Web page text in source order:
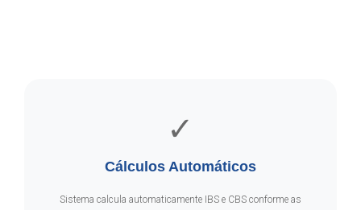
✓
Cálculos Automáticos
Sistema calcula automaticamente IBS e CBS conforme as